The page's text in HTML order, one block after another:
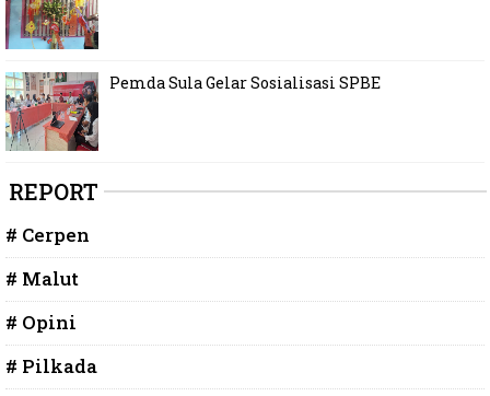
Pemda Sula Gelar Sosialisasi SPBE
REPORT
# Cerpen
# Malut
# Opini
# Pilkada